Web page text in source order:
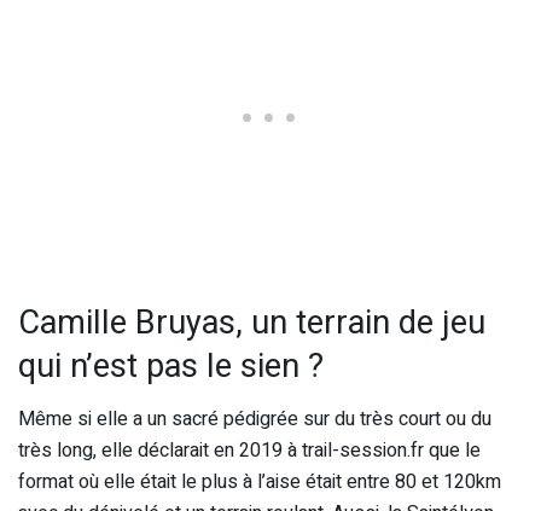
Camille Bruyas, un terrain de jeu
qui n’est pas le sien ?
Même si elle a un sacré pédigrée sur du très court ou du
très long, elle déclarait en 2019 à trail-session.fr que le
format où elle était le plus à l’aise était entre 80 et 120km